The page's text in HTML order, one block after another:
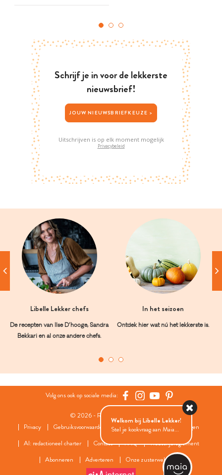
Schrijf je in voor de lekkerste
nieuwsbrief!
JOUW NIEUWSBRIEFKEUZE >
Uitschrijven is op elk moment mogelijk
Privacybeleid
Libelle Lekker chefs
De recepten van Ilse D’hooge, Sandra
Bekkari en al onze andere chefs.
In het seizoen
Ontdek hier wat nú het lekkerste is.
Volg ons ook op sociale media:
© 2026 - Roularta Media Group
Privacy
Gebruiksvoorwaarden Cookies
Cookies instellingen
AI: redactioneel charter
Contact FAQ
Wedstrijdreglement
Abonneren
Adverteren Onze zusterwebsites
Welkom bij Libelle Lekker!
Stel je kookvraag aan Maia...